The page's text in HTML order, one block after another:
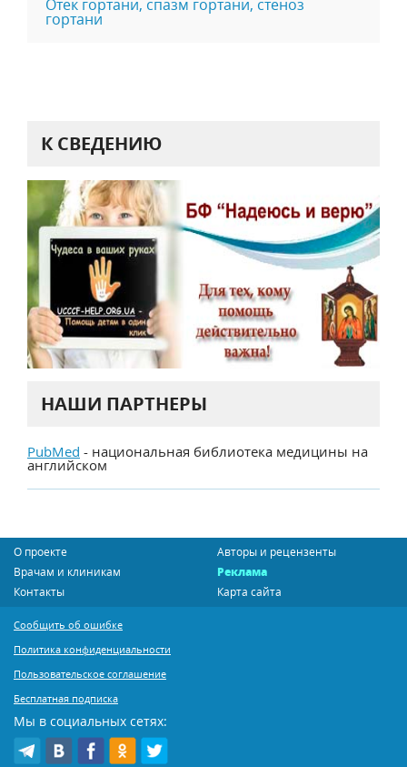
Отек гортани, спазм гортани, стеноз
гортани
К СВЕДЕНИЮ
НАШИ ПАРТНЕРЫ
PubMed - национальная библиотека медицины на
английском
О проекте
Авторы и рецензенты
Врачам и клиникам
Реклама
Контакты
Карта сайта
Сообщить об ошибке
Политика конфиденциальности
Пользовательское соглашение
Бесплатная подписка
Мы в социальных сетях: